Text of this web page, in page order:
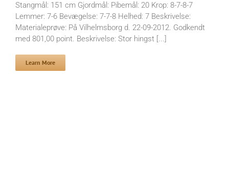
Stangmål: 151 cm Gjordmål: Pibemål: 20 Krop: 8-7-8-7
Lemmer: 7-6 Bevægelse: 7-7-8 Helhed: 7 Beskrivelse:
Materialeprøve: På Vilhelmsborg d. 22-09-2012. Godkendt
med 801,00 point. Beskrivelse: Stor hingst [...]
Learn More